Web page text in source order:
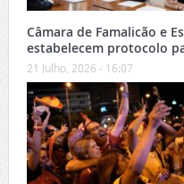
Câmara de Famalicão e
estabelecem protocolo
21 Julho, 2026 - 16:07